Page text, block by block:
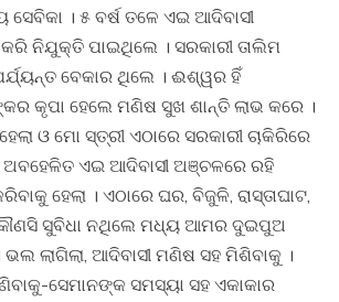
। ୫ ବର୍ଷ ତଳେ ଏଇ ଆଦିବାସୀ
ନିଯୁକ୍ତି ପାଇଥିଲେ । ସରକାରୀ ତାଲିମ
ବେକାର ଥିଲେ । ଈଶ୍ୱର ହିଁ
କୃପା ହେଲେ ମଣିଷ ସୁଖ ଶାନ୍ତି ଲାଭ କରେ ।
ଓ ମୋ ସ୍ତ୍ରୀ ଏଠାରେ ସରକାରୀ ଚାକିରିରେ
ଏଇ ଆଦିବାସୀ ଅଞ୍ଚଳରେ ରହି
ହେଲା । ଏଠାରେ ଘର, ବିଜୁଳି, ରାସ୍ତାଘାଟ,
ସୁବିଧା ନଥିଲେ ମଧ୍ୟ ଆମର ଦୁଇପୁଅ
ଲାଗିଲା, ଆଦିବାସୀ ମଣିଷ ସହ ମିଶିବାକୁ ।
ସେମାନଙ୍କ ସମସ୍ୟା ସହ ଏକାକାର